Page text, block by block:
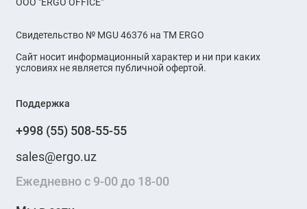
OOO "ERGO OFFICE"
Свидетельство № MGU 46376 на ТМ ERGO
Сайт носит информационный характер и ни при каких
условиях не является публичной офертой.
Поддержка
+998 (55) 508-55-55
sales@ergo.uz
Ежедневно с 9-00 до 18-00